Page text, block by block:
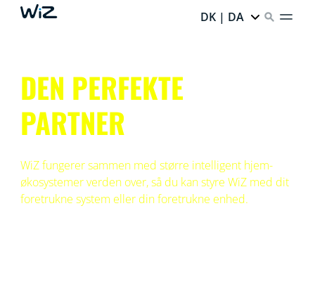
DK | DA
DEN PERFEKTE
PARTNER
WiZ fungerer sammen med større intelligent hjem-
økosystemer verden over, så du kan styre WiZ med dit
foretrukne system eller din foretrukne enhed.